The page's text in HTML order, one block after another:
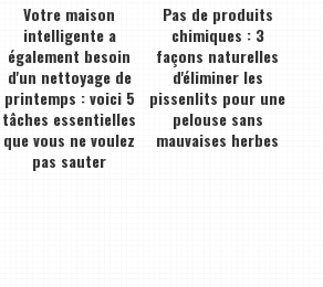
Votre maison
intelligente a
également besoin
d'un nettoyage de
printemps : voici 5
tâches essentielles
que vous ne voulez
pas sauter
Pas de produits
chimiques : 3
façons naturelles
d'éliminer les
pissenlits pour une
pelouse sans
mauvaises herbes